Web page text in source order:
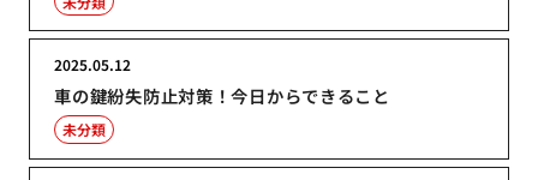
車の鍵紛失防止対策！今日からできること
2025.05.12
未分類